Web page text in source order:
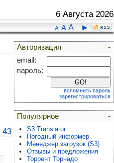
6 Августа 2026
A A A ►
43
-
Авторизация
email:
пароль:
вспомнить пароль
зарегистрироваться
-
Популярное
S3.Translator
Погодный информер
Менеджер загрузок (S3)
Отзывы и предложения
Торрент Торнадо